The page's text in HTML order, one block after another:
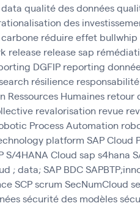
qualité des données
des
réduire effet bullwhip
release release sap
DGFIP reporting
résilience
Ressources Humaines retour
revalorisation revue
Process Automation
platform SAP Cloud
S/4HANA Cloud sap s4hana
; data; SAP BDC
SCPscrum SecNumCloud
sécurité des modèles